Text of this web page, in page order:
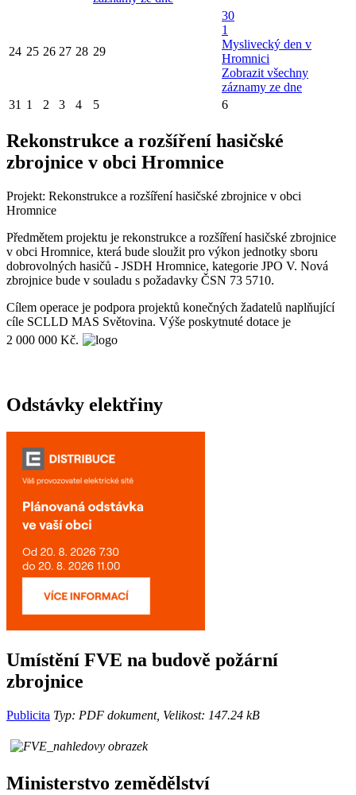
24 25 26 27 28 29
30
1
Myslivecký den v
Hromnici
Zobrazit všechny
záznamy ze dne
31 1 2 3 4 5 6
Rekonstrukce a rozšíření hasičské
zbrojnice v obci Hromnice
Projekt: Rekonstrukce a rozšíření hasičské zbrojnice v obci
Hromnice
Předmětem projektu je rekonstrukce a rozšíření hasičské zbrojnice
v obci Hromnice, která bude sloužit pro výkon jednotky sboru
dobrovolných hasičů - JSDH Hromnice, kategorie JPO V. Nová
zbrojnice bude v souladu s požadavky ČSN 73 5710.
Cílem operace je podpora projektů konečných žadatelů naplňující
cíle SCLLD MAS Světovina. Výše poskytnuté dotace je
2 000 000 Kč.
Odstávky elektřiny
Umístění FVE na budově požární
zbrojnice
Publicita Typ: PDF dokument, Velikost: 147.24 kB
Ministerstvo zemědělství